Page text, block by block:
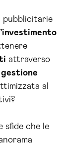
pubblicitarie
attraverso
gestione
al
sfide che le